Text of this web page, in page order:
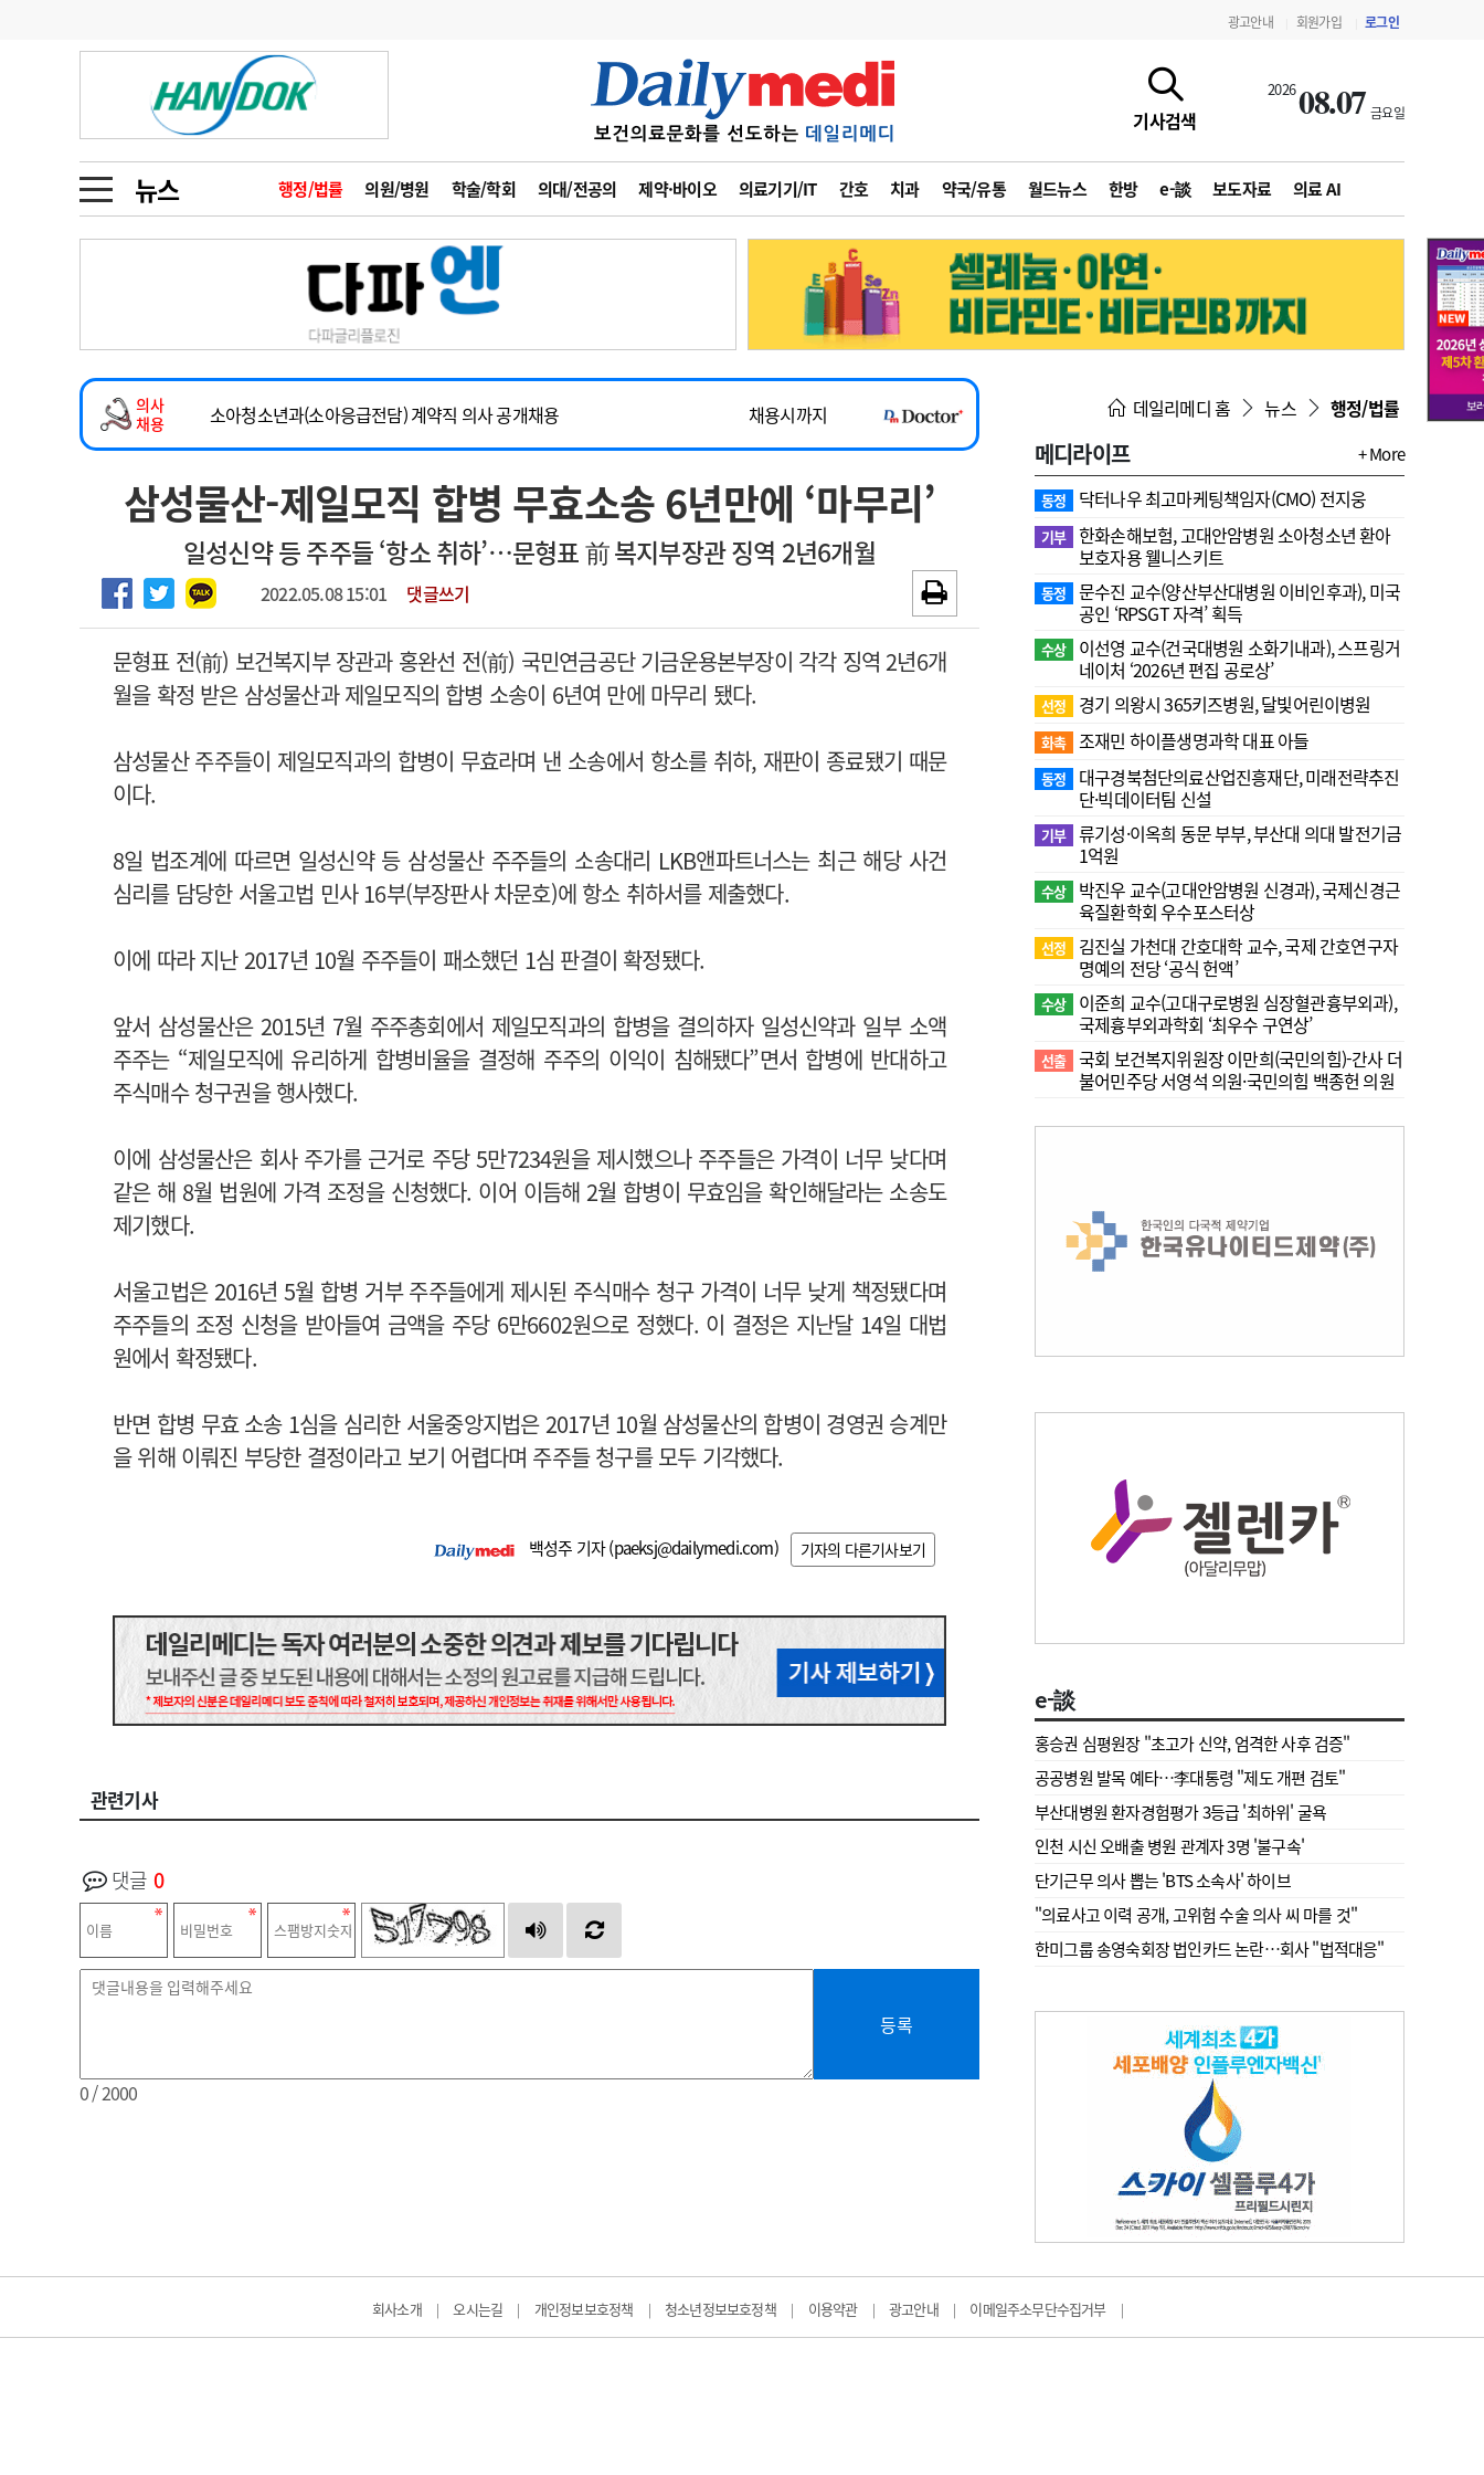
광고안내 회원가입 로그인
기사검색
202608.07 금요일
뉴스 행정/법률 의원/병원 학술/학회 의대/전공의 제약·바이오 의료기기/IT 간호 치과 약국/유통 월드뉴스 한방 e-談 보도자료 의료 AI
금주의 검색어
1
의사인력 수급 추계
2
성분명 처방
3
AI의료
4
전공의 모집 결과
6
관리급여 실시
지필공 지원책
수련환경 개선
의과대학 입시
인사 사고
오피니언 수첩
인물 초대석 피플
동영상뉴스
포토뉴스
메디 Hospital 지역병원 중소병원
인포메이션 행정처분 판례 정책/통계 공시 지침·기준·평가 약제급여 심사 결과
고객센터 회사소개 법적고지 광고안내
의사
채용
2026년 하반기 인턴 모집
~2026-08-31
소아청소년과(소아응급전담) 계약직 의사 공개채용
채용시까지
계약직(응급의학과 전문의) 직원모집
채용시까지
하반기 전공의(레지던트1년차) 모집
~2026-08-15
2026년 하반기 인턴 모집
~2026-08-31
마취통증의학과 임기제 임상의사 채용
삼성물산-제일모직 합병 무효소송 6년만에 ‘마무리’
일성신약 등 주주들 ‘항소 취하’…문형표 前 복지부장관 징역 2년6개월
2022.05.08 15:01 댓글쓰기
문형표 전(前) 보건복지부 장관과 홍완선 전(前) 국민연금공단 기금운용본부장이 각각 징역 2년6개
월을 확정 받은 삼성물산과 제일모직의 합병 소송이 6년여 만에 마무리 됐다.
삼성물산 주주들이 제일모직과의 합병이 무효라며 낸 소송에서 항소를 취하, 재판이 종료됐기 때문
이다.
8일 법조계에 따르면 일성신약 등 삼성물산 주주들의 소송대리 LKB앤파트너스는 최근 해당 사건
심리를 담당한 서울고법 민사 16부(부장판사 차문호)에 항소 취하서를 제출했다.
이에 따라 지난 2017년 10월 주주들이 패소했던 1심 판결이 확정됐다.
앞서 삼성물산은 2015년 7월 주주총회에서 제일모직과의 합병을 결의하자 일성신약과 일부 소액
주주는 “제일모직에 유리하게 합병비율을 결정해 주주의 이익이 침해됐다”면서 합병에 반대하고
주식매수 청구권을 행사했다.
이에 삼성물산은 회사 주가를 근거로 주당 5만7234원을 제시했으나 주주들은 가격이 너무 낮다며
같은 해 8월 법원에 가격 조정을 신청했다. 이어 이듬해 2월 합병이 무효임을 확인해달라는 소송도
제기했다.
서울고법은 2016년 5월 합병 거부 주주들에게 제시된 주식매수 청구 가격이 너무 낮게 책정됐다며
주주들의 조정 신청을 받아들여 금액을 주당 6만6602원으로 정했다. 이 결정은 지난달 14일 대법
원에서 확정됐다.
반면 합병 무효 소송 1심을 심리한 서울중앙지법은 2017년 10월 삼성물산의 합병이 경영권 승계만
을 위해 이뤄진 부당한 결정이라고 보기 어렵다며 주주들 청구를 모두 기각했다.
백성주 기자 (paeksj@dailymedi.com) 기자의 다른기사보기
관련기사
댓글 0
등록
0/ 2000
데일리메디 홈 뉴스 행정/법률
메디라이프 + More
동정 닥터나우 최고마케팅책임자(CMO) 전지웅
기부 한화손해보험, 고대안암병원 소아청소년 환아
보호자용 웰니스키트
동정
문수진 교수( 양산부산대병원 이비인후과), 미국
공인 ‘RPSGT 자격’ 획득
수상
이선영 교수(건국대병원 소화기내과), 스프링거
네이처 ‘2026년 편집 공로상’
선정 경기 의왕시 365키즈병원, 달빛어린이병원
화촉 조재민 하이플생명과학 대표 아들
동정
대구경북첨단의료산업진흥재단, 미래전략추진
단·빅데이터팀 신설
기부 류기성·이옥희 동문 부부, 부산대 의대 발전기금
1억원
수상
박진우 교수(고대안암병원 신경과), 국제신경근
육질환학회 우수포스터상
선정
김진실 가천대 간호대학 교수, 국제 간호연구자
명예의 전당 ‘공식 헌액’
수상
이준희 교수(고대구로병원 심장혈관흉부외과),
국제흉부외과학회 ‘최우수 구연상’
선출 국회 보건복지위원장 이만희(국민의힘)-간사 더
불어민주당 서영석 의원·국민의힘 백종헌 의원
e-談
홍승권 심평원장 " 초고가 신약, 엄격한 사후 검증"
공공병원 발목 예타…李대통령 "제도 개편 검토"
부산대병원 환자경험평가 3등급 '최하위' 굴욕
인천 시신 오배출 병원 관계자 3명 '불구속'
단기근무 의사 뽑는 'BTS 소속사' 하이브
"의료사고 이력 공개, 고위험 수술 의사 씨 마를 것"
한미그룹 송영숙회장 법인카드 논란…회사 "법적대응"
회사소개 | 오시는길 | 개인정보보호정책 | 청소년정보보호정책 | 이용약관 | 광고안내 | 이메일주소무단수집거부 |